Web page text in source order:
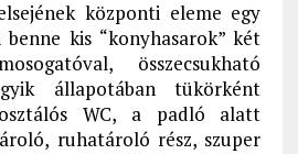
központi eleme egy
kis “konyhasarok” két
összecsukható
állapotában tükörként
WC, a padló alatt
ruhatároló rész, szuper